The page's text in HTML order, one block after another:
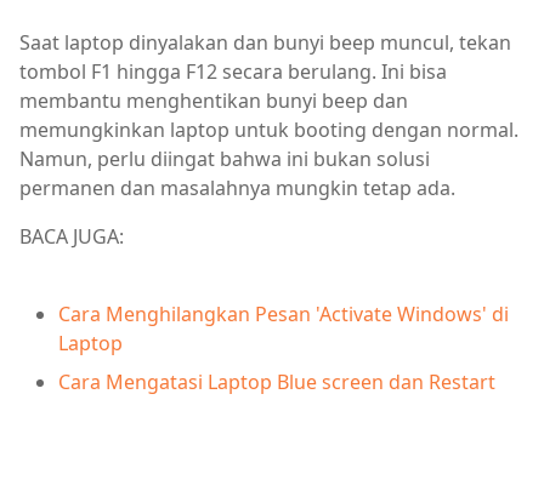
Saat laptop dinyalakan dan bunyi beep muncul, tekan
tombol F1 hingga F12 secara berulang. Ini bisa
membantu menghentikan bunyi beep dan
memungkinkan laptop untuk booting dengan normal.
Namun, perlu diingat bahwa ini bukan solusi
permanen dan masalahnya mungkin tetap ada.
BACA JUGA:
Cara Menghilangkan Pesan 'Activate Windows' di
Laptop
Cara Mengatasi Laptop Blue screen dan Restart